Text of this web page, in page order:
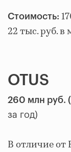
Стоимость:
22 тыс. руб. в
OTUS
260 млн руб.
за год)
В отличие от